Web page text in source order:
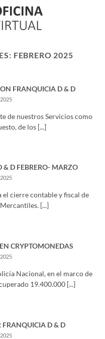
FEBRERO 2025
FRANQUICIA D & D
de nuestros Servicios como
de los [...]
D FEBRERO- MARZO
cierre contable y fiscal de
[...]
CRYPTOMONEDAS
Nacional, en el marco de
19.400.000 [...]
FRANQUICIA D & D